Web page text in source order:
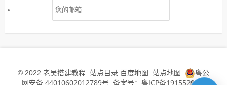
© 2022 老吴搭建教程 站点目录 百度地图 站点地图
粤公
网安备 44010602012789号 备案号：粤ICP备19155294号